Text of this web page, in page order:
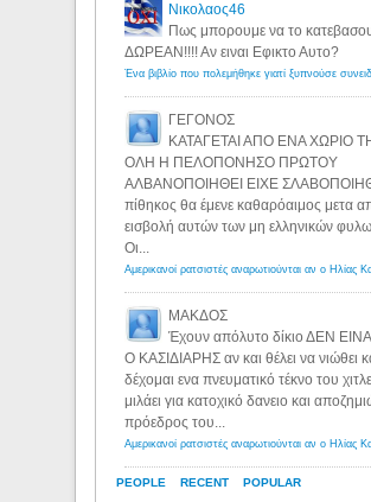
PEOPLE RECENT POPULAR
Νικολαος46
Πως μπορουμε να το
ΔΩΡΕΑΝ!!!! Αν ειναι Εφικτο Αυτο?
ΓΕΓΟΝΟΣ
ΚΑΤΑΓΕΤΑΙ ΑΠΟ ΕΝΑ ΧΩΡΙΟ
ΟΛΗ Η ΠΕΛΟΠΟΝΗΣΟ ΠΡΩΤΟΥ
ΑΛΒΑΝΟΠΟΙΗΘΕΙ ΕΙΧΕ
πίθηκος θα έμενε καθαρόαιμος μετα
εισβολή αυτών των μη ελληνικών
Οι...
ΜΑΚΔΟΣ
Έχουν απόλυτο δίκιο ΔΕΝ
Ο ΚΑΣΙΔΙΑΡΗΣ αν και θέλει να νιώθει
δέχομαι ενα πνευματικό τέκνο του
μιλάει για κατοχικό δανειο και
πρόεδρος του...